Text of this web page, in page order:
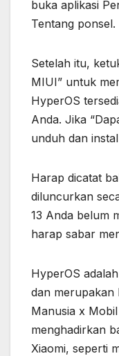
buka aplikasi
Tentang ponsel.
Setelah itu,
MIUI” untuk
HyperOS
Anda. Jika
unduh dan
Harap dicatat
diluncurkan
13 Anda belum
harap sabar
HyperOS
dan merupakan
Manusia x
menghadirkan
Xiaomi, seperti